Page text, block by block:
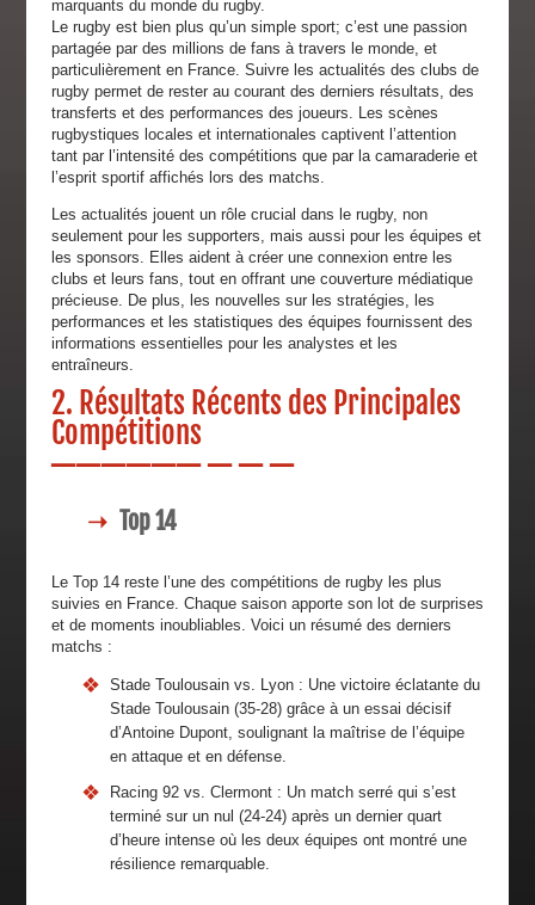
marquants du monde du rugby.
Le rugby est bien plus qu’un simple sport; c’est une passion
partagée par des millions de fans à travers le monde, et
particulièrement en France. Suivre les actualités des clubs de
rugby permet de rester au courant des derniers résultats, des
transferts et des performances des joueurs. Les scènes
rugbystiques locales et internationales captivent l’attention
tant par l’intensité des compétitions que par la camaraderie et
l’esprit sportif affichés lors des matchs.
Les actualités jouent un rôle crucial dans le rugby, non
seulement pour les supporters, mais aussi pour les équipes et
les sponsors. Elles aident à créer une connexion entre les
clubs et leurs fans, tout en offrant une couverture médiatique
précieuse. De plus, les nouvelles sur les stratégies, les
performances et les statistiques des équipes fournissent des
informations essentielles pour les analystes et les
entraîneurs.
2. Résultats Récents des Principales
Compétitions
Top 14
Le Top 14 reste l’une des compétitions de rugby les plus
suivies en France. Chaque saison apporte son lot de surprises
et de moments inoubliables. Voici un résumé des derniers
matchs :
Stade Toulousain vs. Lyon : Une victoire éclatante du
Stade Toulousain (35-28) grâce à un essai décisif
d’Antoine Dupont, soulignant la maîtrise de l’équipe
en attaque et en défense.
Racing 92 vs. Clermont : Un match serré qui s’est
terminé sur un nul (24-24) après un dernier quart
d’heure intense où les deux équipes ont montré une
résilience remarquable.